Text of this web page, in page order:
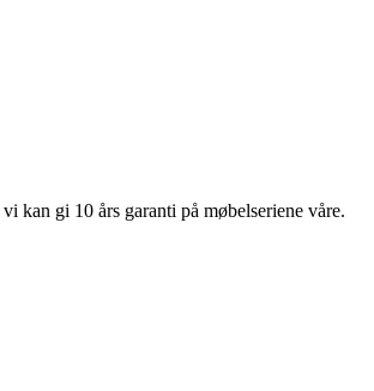
kan gi 10 års garanti på møbelseriene våre.